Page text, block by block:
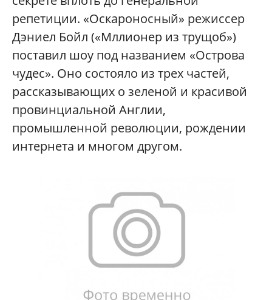
репетиции. «Оскароносный» режиссер
Дэниел Бойл («Мллионер из трущоб»)
поставил шоу под названием «Острова
чудес». Оно состояло из трех частей,
рассказывающих о зеленой и красивой
провинциальной Англии,
промышленной революции, рождении
интернета и многом другом.